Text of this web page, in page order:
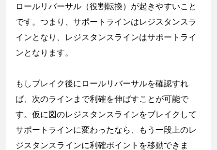
ロールリバーサル（役割転換）が起きやすいこと
です。つまり、サポートラインはレジスタンスラ
インとなり、レジスタンスラインはサポートライ
ンとなります。
もしブレイク後にロールリバーサルを確認すれ
ば、次のラインまで利確を伸ばすことが可能で
す。仮に図のレジスタンスラインをブレイクして
サポートラインに変わったなら、もう一段上のレ
ジスタンスラインに利確ポイントを移動できま